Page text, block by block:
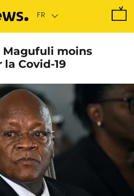
Magufuli moins
Covid-19